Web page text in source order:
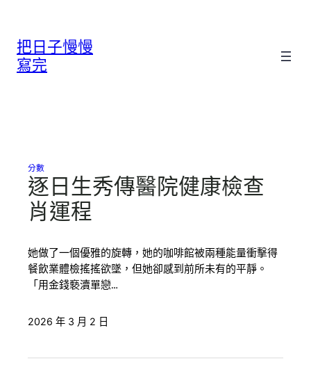
把日子慢慢
寫完
分數
逐日生秀傳醫院健康檢查
肖運程
她做了一個優雅的旋轉，她的咖啡館被兩種能量衝擊得
餐飲業體檢搖搖欲墜，但她卻感到前所未有的平靜。
「用金錢褻瀆單戀…
2026 年 3 月 2 日